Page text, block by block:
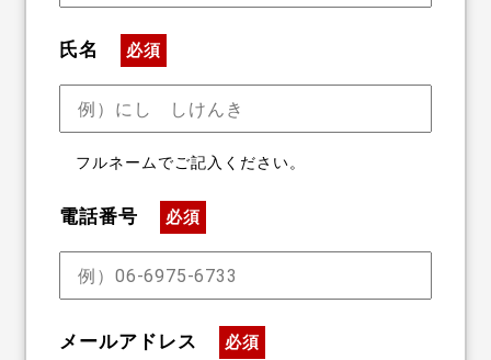
氏名 必須
フルネームでご記入ください。
電話番号 必須
メールアドレス 必須